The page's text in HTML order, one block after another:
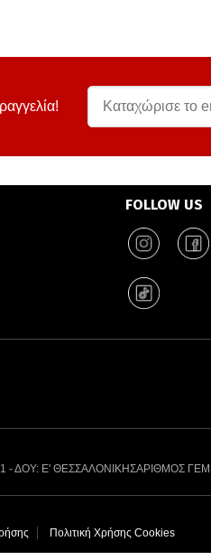
FOLLOW US
- ΔΟΥ: Ε' ΘΕΣΣΑΛΟΝΙΚΗΣΑΡΙΘΜΟΣ
Πολιτική Χρήσης Cookies